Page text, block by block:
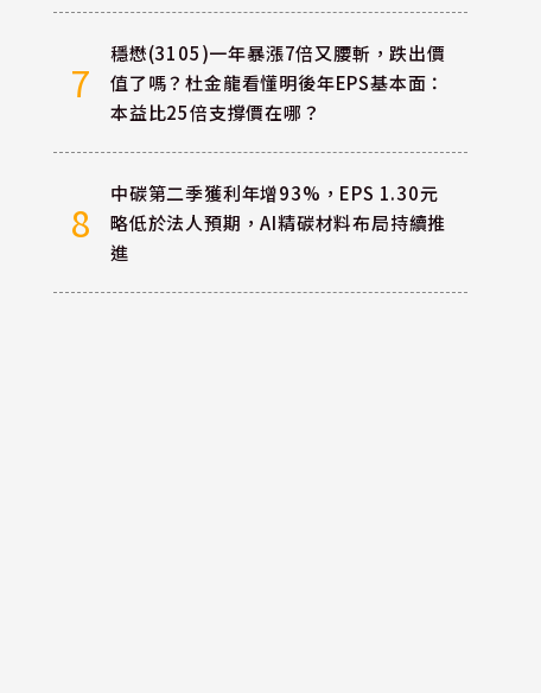
7
穩懋(3105)一年暴漲7倍又腰斬，跌出價
值了嗎？杜金龍看懂明後年EPS基本面：
本益比25倍支撐價在哪？
8
中碳第二季獲利年增93%，EPS 1.30元
略低於法人預期，AI精碳材料布局持續推
進